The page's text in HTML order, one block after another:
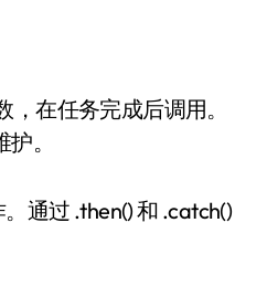
在任务完成后调用。
。
通过 .then() 和 .catch()